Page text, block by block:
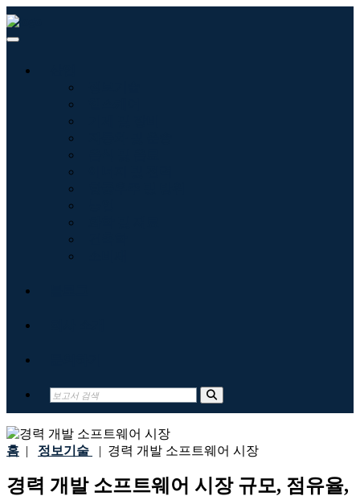
홈 | 정보기술 | 경력 개발 소프트웨어 시장
경력 개발 소프트웨어 시장 규모, 점유율,